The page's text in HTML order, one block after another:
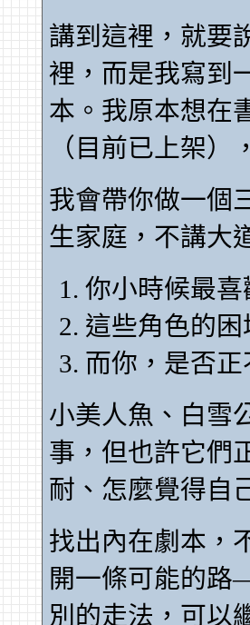
講到這裡，就要
裡，而是我寫到
本。我原本想在
（目前已上架
我會帶你做一個
生家庭，不講
你小時候最
這些角色的
而你，是否
小美人魚、白雪
事，但也許它們
耐、怎麼覺得自
找出內在劇本，
開一條可能的
別的走法，可以